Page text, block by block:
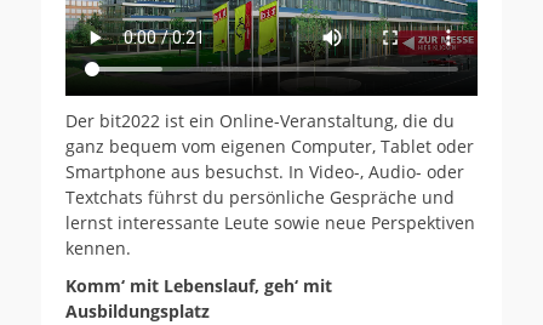
Der bit2022 ist ein Online-Veranstaltung, die du
ganz bequem vom eigenen Computer, Tablet oder
Smartphone aus besuchst. In Video-, Audio- oder
Textchats führst du persönliche Gespräche und
lernst interessante Leute sowie neue Perspektiven
kennen.
Komm‘ mit Lebenslauf, geh‘ mit
Ausbildungsplatz